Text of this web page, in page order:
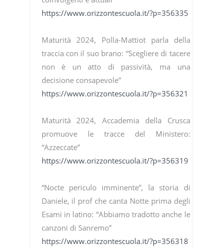
https://www.orizzontescuola.it/?p=356335
Maturità 2024, Polla-Mattiot parla della
traccia con il suo brano: “Scegliere di tacere
non è un atto di passività, ma una
decisione consapevole”
https://www.orizzontescuola.it/?p=356321
Maturità 2024, Accademia della Crusca
promuove le tracce del Ministero:
“Azzeccate”
https://www.orizzontescuola.it/?p=356319
“Nocte periculo imminente”, la storia di
Daniele, il prof che canta Notte prima degli
Esami in latino: “Abbiamo tradotto anche le
canzoni di Sanremo”
https://www.orizzontescuola.it/?p=356318